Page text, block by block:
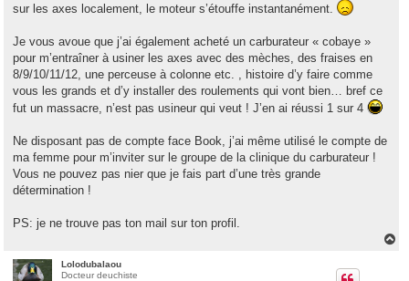
sur les axes localement, le moteur s’étouffe instantanément.
Je vous avoue que j’ai également acheté un carburateur « cobaye »
pour m’entraîner à usiner les axes avec des mèches, des fraises en
8/9/10/11/12, une perceuse à colonne etc. , histoire d’y faire comme
vous les grands et d’y installer des roulements qui vont bien… bref ce
fut un massacre, n’est pas usineur qui veut ! J’en ai réussi 1 sur 4
Ne disposant pas de compte face Book, j’ai même utilisé le compte de
ma femme pour m’inviter sur le groupe de la clinique du carburateur !
Vous ne pouvez pas nier que je fais part d’une très grande
détermination !
PS: je ne trouve pas ton mail sur ton profil.
Lolodubalaou
Docteur deuchiste